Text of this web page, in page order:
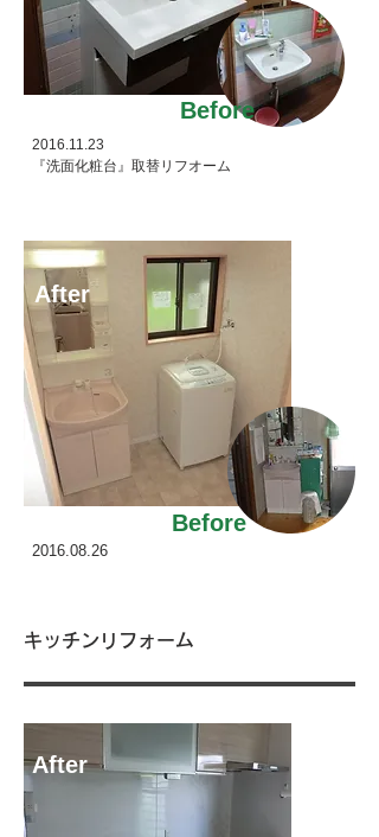
Before
2016.11.23
『洗面化粧台』取替リフオーム
After
Before
2016.08.26
キッチンリフォーム
After